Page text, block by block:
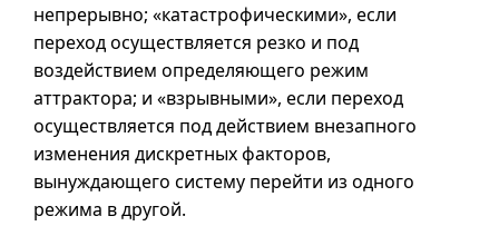
непрерывно; «катастрофическими», если
переход осуществляется резко и под
воздействием определяющего режим
аттрактора; и «взрывными», если переход
осуществляется под действием внезапного
изменения дискретных факторов,
вынуждающего систему перейти из одного
режима в другой.